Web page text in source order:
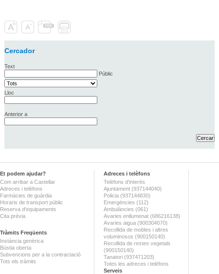
Cercador
Text
Públic
Lloc
Anterior a
Et podem ajudar?
Com arribar a Castellar
Adreces i telèfons
Farmàcies de guàrdia
Horaris de transport públic
Reserva d'equipaments
Cita prèvia
Tràmits Freqüents
Instància genèrica
Bústia oberta
Subvencions per a la contractació
Tots els tràmits
Adreces i telèfons
Telèfons d'interès
Ajuntament (937144040)
Policia (937144830)
Emergències (112)
Ambulàncies (061)
Avaries enllumenat (686216138)
Avaries aigua (900304070)
Recollida de mobles i altres
voluminosos (900150140)
Recollida de restes vegetals
(900150140)
Tanatori (937471203)
Totes les adreces i telèfons
Serveis